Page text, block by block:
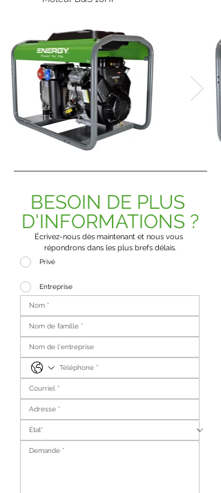
BESOIN DE PLUS
D'INFORMATIONS ?
Écrivez-nous dès maintenant et nous vous
répondrons dans les plus brefs délais.
Privé
Entreprise